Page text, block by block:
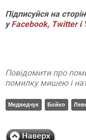
Підписуйся на
уFacebook, Twitterі
Повідомити про
помилку мишею і
Медведчук Бойко